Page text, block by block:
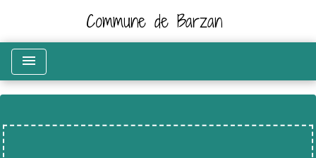
Commune de Barzan
menu